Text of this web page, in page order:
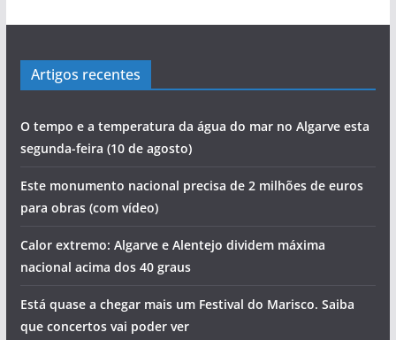
Artigos recentes
O tempo e a temperatura da água do mar no Algarve esta
segunda-feira (10 de agosto)
Este monumento nacional precisa de 2 milhões de euros
para obras (com vídeo)
Calor extremo: Algarve e Alentejo dividem máxima
nacional acima dos 40 graus
Está quase a chegar mais um Festival do Marisco. Saiba
que concertos vai poder ver